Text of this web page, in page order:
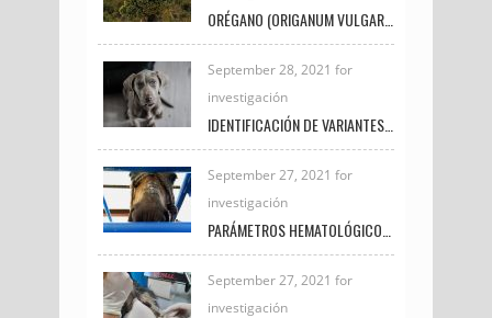
September 28, 2021 for
investigación
September 27, 2021 for
investigación
September 27, 2021 for
investigación